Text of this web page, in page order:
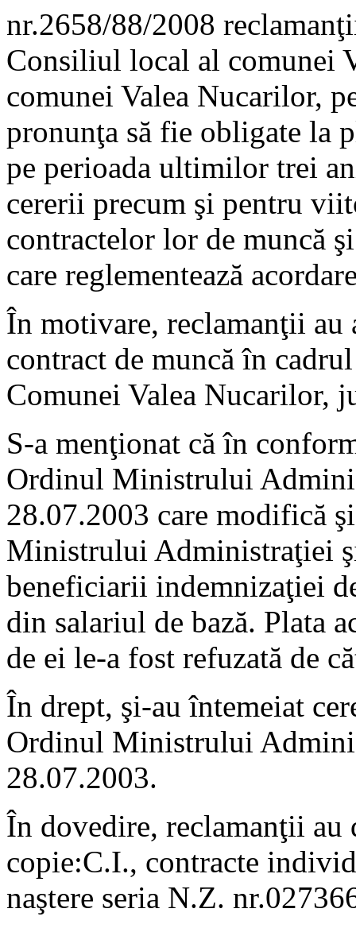
nr.2658/88/2008
Consiliul local al comunei
comunei Valea Nucarilor,
pronunţa să fie obligate la
pe perioada ultimilor trei
cererii precum şi pentru
contractelor lor de muncă
care reglementează
În motivare, reclamanţii au
contract de muncă în
Comunei Valea Nucarilor,
S-a menţionat că în
Ordinul Ministrului
28.07.2003 care modifică
Ministrului Administraţiei
beneficiarii indemnizaţiei
din salariul de bază. Plata
de ei le-a fost refuzată de
În drept, şi-au întemeiat
Ordinul Ministrului
28.07.2003.
În dovedire, reclamanţii au
copie:C.I., contracte
naştere seria N.Z.